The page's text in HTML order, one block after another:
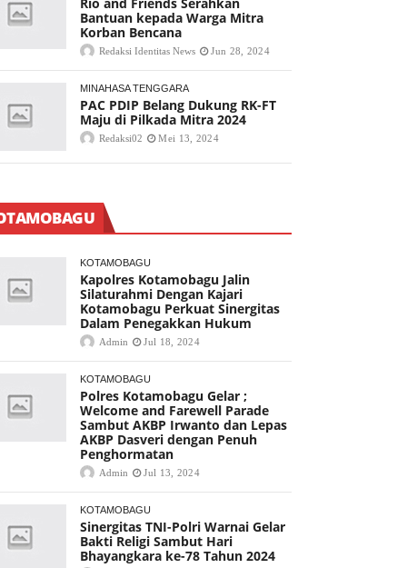
Bantuan kepada Warga Mitra
Korban Bencana
Redaksi Identitas News Jun 28, 2024
MINAHASA TENGGARA
PAC PDIP Belang Dukung RK-FT
Maju di Pilkada Mitra 2024
Redaksi02 Mei 13, 2024
KOTAMOBAGU
Kapolres Kotamobagu Jalin
Silaturahmi Dengan Kajari
Kotamobagu Perkuat Sinergitas
Dalam Penegakkan Hukum
Admin Jul 18, 2024
KOTAMOBAGU
Polres Kotamobagu Gelar ;
Welcome and Farewell Parade
Sambut AKBP Irwanto dan Lepas
AKBP Dasveri dengan Penuh
Penghormatan
Admin Jul 13, 2024
KOTAMOBAGU
Sinergitas TNI-Polri Warnai Gelar
Bakti Religi Sambut Hari
Bhayangkara ke-78 Tahun 2024